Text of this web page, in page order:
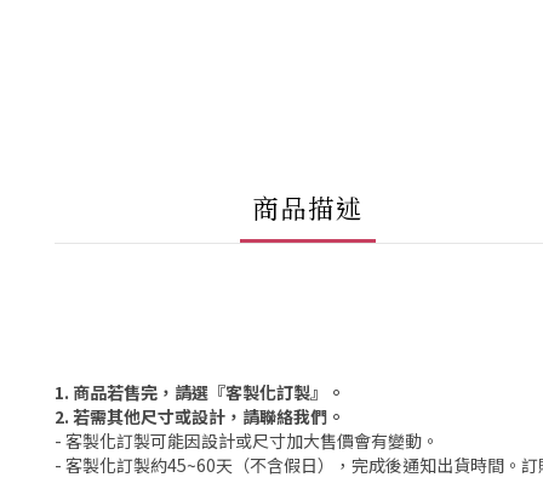
商品描述
1. 商品若售完，請選『客製化訂製』。
2. 若需其他尺寸或設計，請聯絡我們。
- 客製化訂製可能因設計或尺寸加大售價會有變動。
- 客製化訂製約45~60天（不含假日），完成後通知出貨時間。